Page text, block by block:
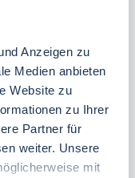
Anzeigen zu
Medien anbieten
Website zu
zu Ihrer
Partner für
weiter. Unsere
mit
hours
stornieren
24/7